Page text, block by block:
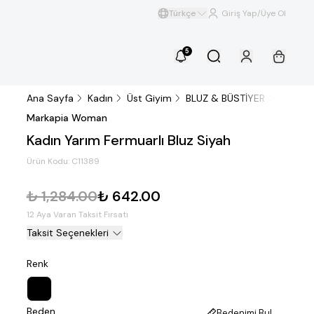
Türkçe Giriş Yap/Üye Ol
5
Ana Sayfa Kadın Üst Giyim BLUZ & BÜSTİYER
Markapia Woman
Kadın Yarım Fermuarlı Bluz Siyah
Ürün Kodu: C11389
₺ 1,284.00₺ 642.00
12 Aya Varan Taksit Fırsatı
Taksit Seçenekleri
Renk
Beden